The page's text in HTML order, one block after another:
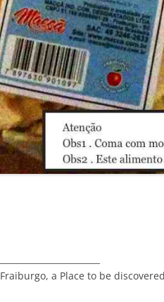
Fraiburgo, a Place to be